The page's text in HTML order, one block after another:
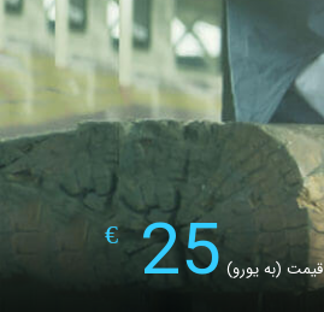
قیمت (به یورو)25
€